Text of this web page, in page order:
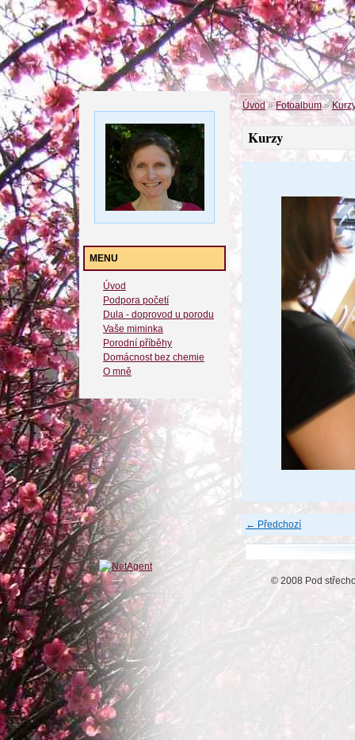
MENU
Úvod
Podpora početí
Dula - doprovod u porodu
Vaše miminka
Porodní příběhy
Domácnost bez chemie
O mně
Úvod»Fotoalbum»
Kurzy
← Předchozí
© 2008 Pod